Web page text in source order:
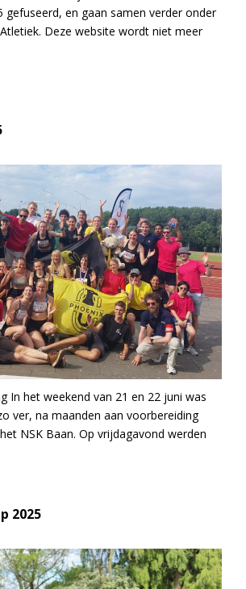
gefuseerd, en gaan samen verder onder
Deze website wordt niet meer
In het weekend van 21 en 22 juni was
ver, na maanden aan voorbereiding
NSK Baan. Op vrijdagavond werden
2025